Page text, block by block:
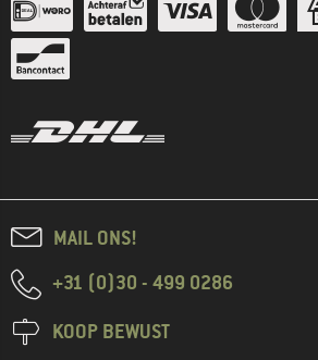
MAIL ONS!
+31 (0)30 - 499 0286
KOOP BEWUST